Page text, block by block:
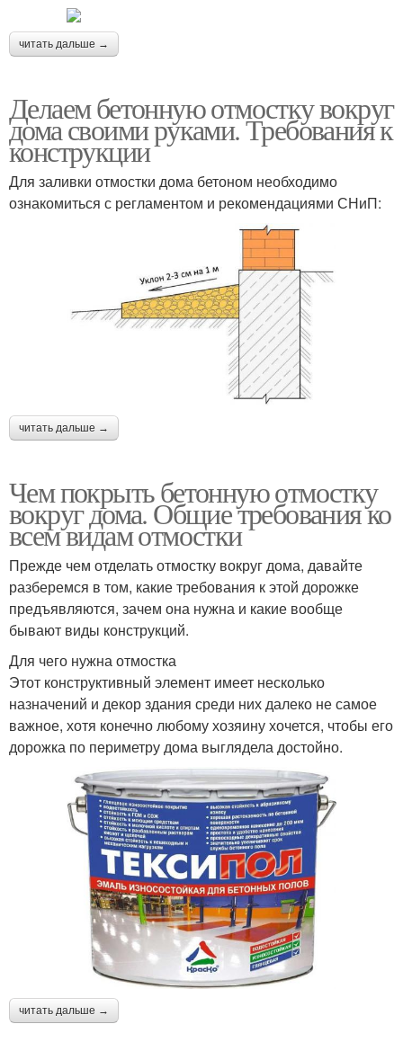
читать дальше →
Делаем бетонную отмостку вокруг
дома своими руками. Требования к
конструкции
Для заливки отмостки дома бетоном необходимо
ознакомиться с регламентом и рекомендациями СНиП:
читать дальше →
Чем покрыть бетонную отмостку
вокруг дома. Общие требования ко
всем видам отмостки
Прежде чем отделать отмостку вокруг дома, давайте
разберемся в том, какие требования к этой дорожке
предъявляются, зачем она нужна и какие вообще
бывают виды конструкций.
Для чего нужна отмостка
Этот конструктивный элемент имеет несколько
назначений и декор здания среди них далеко не самое
важное, хотя конечно любому хозяину хочется, чтобы его
дорожка по периметру дома выглядела достойно.
читать дальше →